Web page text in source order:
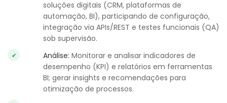
soluções digitais (CRM, plataformas de
automação, BI), participando de configuração,
integração via APIs/REST e testes funcionais (QA)
sob supervisão.
Análise: Monitorar e analisar indicadores de
desempenho (KPI) e relatórios em ferramentas
BI; gerar insights e recomendações para
otimização de processos.